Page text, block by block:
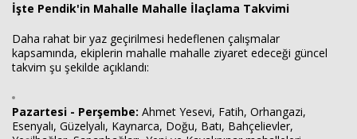
İşte Pendik'in Mahalle Mahalle İlaçlama Takvimi
Daha rahat bir yaz geçirilmesi hedeflenen çalışmalar
kapsamında, ekiplerin mahalle mahalle ziyaret edeceği güncel
takvim şu şekilde açıklandı:
Pazartesi - Perşembe: Ahmet Yesevi, Fatih, Orhangazi,
Esenyalı, Güzelyalı, Kaynarca, Doğu, Batı, Bahçelievler,